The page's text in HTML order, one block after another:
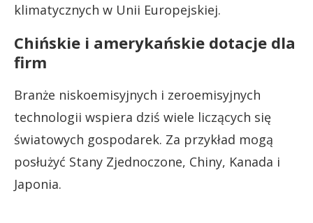
klimatycznych w Unii Europejskiej.
Chińskie i amerykańskie dotacje dla
firm
Branże niskoemisyjnych i zeroemisyjnych
technologii wspiera dziś wiele liczących się
światowych gospodarek. Za przykład mogą
posłużyć Stany Zjednoczone, Chiny, Kanada i
Japonia.